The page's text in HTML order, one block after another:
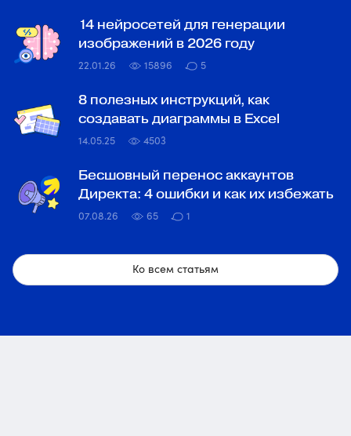
14 нейросетей для генерации
изображений в 2026 году
22.01.26 15896 5
8 полезных инструкций, как
создавать диаграммы в Excel
14.05.25 4503
Бесшовный перенос аккаунтов
Директа: 4 ошибки и как их избежать
07.08.26 65 1
Ко всем статьям